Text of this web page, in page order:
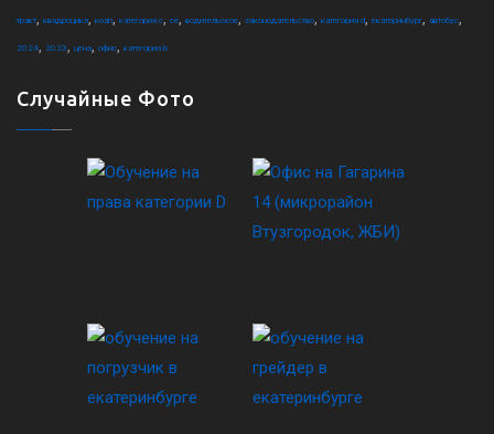
тракт, квадроцикл, коап, категория c, ce, водительское, законодательство, категория d, екатеринбург, автобус,
2024, 2023, цена, офис, категория b
Случайные Фото